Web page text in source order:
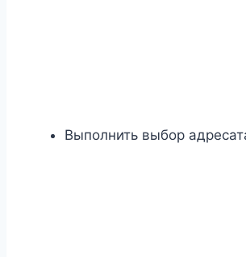
Выполнить выбор